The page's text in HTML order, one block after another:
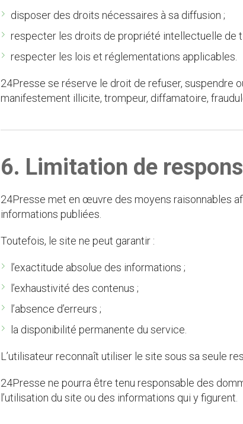
disposer des droits nécessaires à sa diffusion ;
respecter les droits de propriété intellectuelle de
respecter les lois et réglementations applicables.
24Presse se réserve le droit de refuser, suspendre
manifestement illicite, trompeur, diffamatoire,
6. Limitation de
24Presse met en œuvre des moyens raisonnables
informations publiées.
Toutefois, le site ne peut garantir :
l’exactitude absolue des informations ;
l’exhaustivité des contenus ;
l’absence d’erreurs ;
la disponibilité permanente du service.
L’utilisateur reconnaît utiliser le site sous sa seule
24Presse ne pourra être tenu responsable des
l’utilisation du site ou des informations qui y figurent.